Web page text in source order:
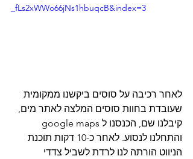
_fLs2xWWo66jNs1hbuqcB&index=3
לאחר רכיבה על סוסים ביקשנו ממקומית
שעובדת בחוות סוסים המלצה לאתר מים,
והתחלנו לנסוע. לאחר כ-10 דקות תוכנת
הניווט הורתה לנו לרדת לשביל צדדי